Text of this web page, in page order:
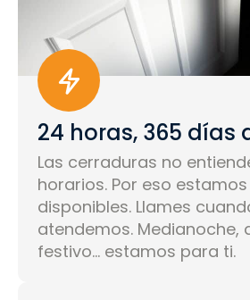
24 horas, 365 días
Las cerraduras no
horarios. Por eso
disponibles. Llames
atendemos. Medianoche,
festivo... estamos para ti.